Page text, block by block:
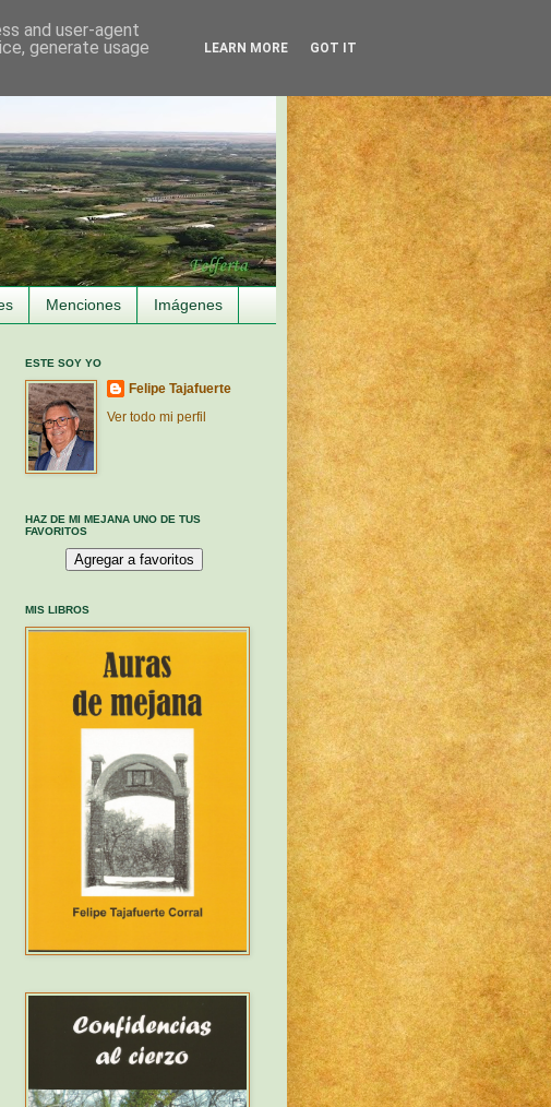
Menciones Imágenes
ESTE SOY YO
Felipe Tajafuerte
Ver todo mi perfil
HAZ DE MI MEJANA UNO DE TUS
FAVORITOS
MIS LIBROS
and user-agent
generate usage
LEARN MORE GOT IT